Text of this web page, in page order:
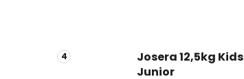
Josera 12,5kg Kids
Junior